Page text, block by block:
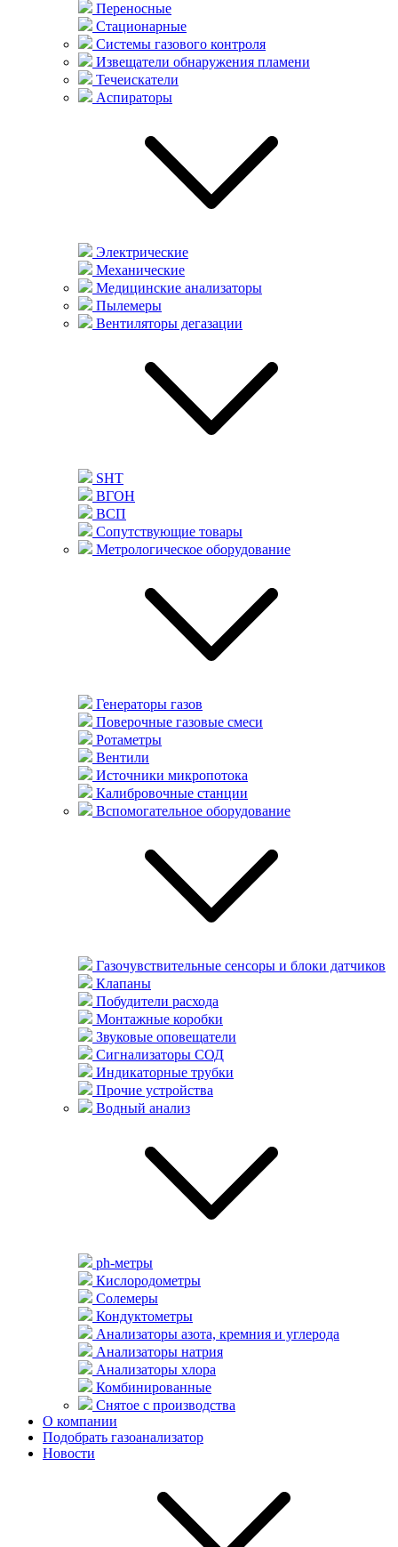
Переносные
Стационарные
Системы газового контроля
Извещатели обнаружения пламени
Течеискатели
Аспираторы
Электрические
Механические
Медицинские анализаторы
Пылемеры
Вентиляторы дегазации
SHT
ВГОН
ВСП
Сопутствующие товары
Метрологическое оборудование
Генераторы газов
Поверочные газовые смеси
Ротаметры
Вентили
Источники микропотока
Калибровочные станции
Вспомогательное оборудование
Газочувствительные сенсоры и блоки датчиков
Клапаны
Побудители расхода
Монтажные коробки
Звуковые оповещатели
Сигнализаторы СОД
Индикаторные трубки
Прочие устройства
Водный анализ
ph-метры
Кислородометры
Солемеры
Кондуктометры
Анализаторы азота, кремния и углерода
Анализаторы натрия
Анализаторы хлора
Комбинированные
Снятое с производства
О компании
Подобрать газоанализатор
Новости